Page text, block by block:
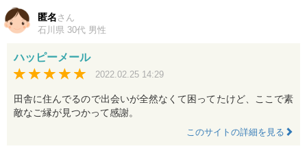
匿名 さん
石川県 30代 男性
ハッピーメール
2022.02.25 14:29
田舎に住んでるので出会いが全然なくて困ってたけど、ここで素
敵なご縁が見つかって感謝。
このサイトの詳細を見る